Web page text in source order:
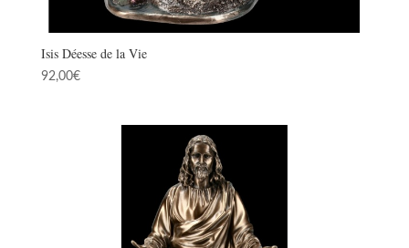
Isis Déesse de la Vie
92,00€